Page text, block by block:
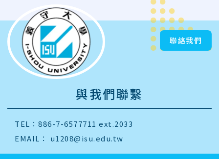
與我們聯繫
聯絡我們
TEL：886-7-6577711 ext.2033
EMAIL： u1208@isu.edu.tw